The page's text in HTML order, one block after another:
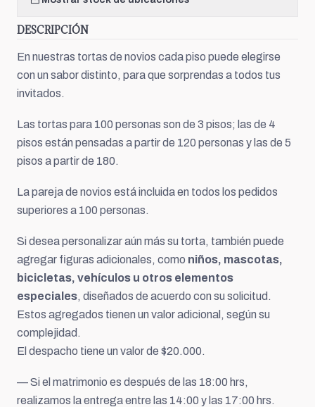
DESCRIPCIÓN
En nuestras tortas de novios cada piso puede elegirse
con un sabor distinto, para que sorprendas a todos tus
invitados.
Las tortas para 100 personas son de 3 pisos; las de 4
pisos están pensadas a partir de 120 personas y las de 5
pisos a partir de 180.
La pareja de novios está incluida en todos los pedidos
superiores a 100 personas.
Si desea personalizar aún más su torta, también puede
agregar figuras adicionales, como niños, mascotas,
bicicletas, vehículos u otros elementos
especiales, diseñados de acuerdo con su solicitud.
Estos agregados tienen un valor adicional, según su
complejidad.
El despacho tiene un valor de $20.000.
— Si el matrimonio es después de las 18:00 hrs,
realizamos la entrega entre las 14:00 y las 17:00 hrs.